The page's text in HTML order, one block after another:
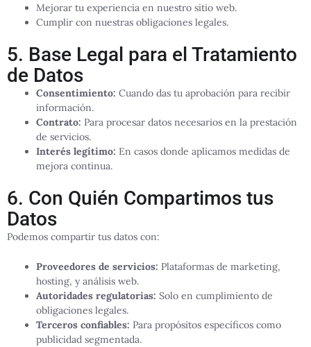
Mejorar tu experiencia en nuestro sitio web.
Cumplir con nuestras obligaciones legales.
5. Base Legal para el Tratamiento
de Datos
Consentimiento: Cuando das tu aprobación para recibir
información.
Contrato: Para procesar datos necesarios en la prestación
de servicios.
Interés legítimo: En casos donde aplicamos medidas de
mejora continua.
6. Con Quién Compartimos tus
Datos
Podemos compartir tus datos con:
Proveedores de servicios: Plataformas de marketing,
hosting, y análisis web.
Autoridades regulatorias: Solo en cumplimiento de
obligaciones legales.
Terceros confiables: Para propósitos específicos como
publicidad segmentada.